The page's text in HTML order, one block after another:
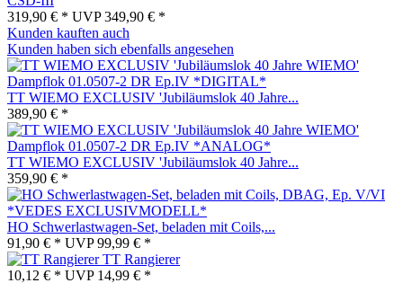
319,90 € * UVP349,90 € *
Kunden kauften auch
Kunden haben sich ebenfalls angesehen
TT WIEMO EXCLUSIV 'Jubiläumslok 40 Jahre...
389,90 € *
TT WIEMO EXCLUSIV 'Jubiläumslok 40 Jahre...
359,90 € *
HO Schwerlastwagen-Set, beladen mit Coils,...
91,90 € * UVP99,99 € *
TT Rangierer
10,12 € * UVP 14,99 € *